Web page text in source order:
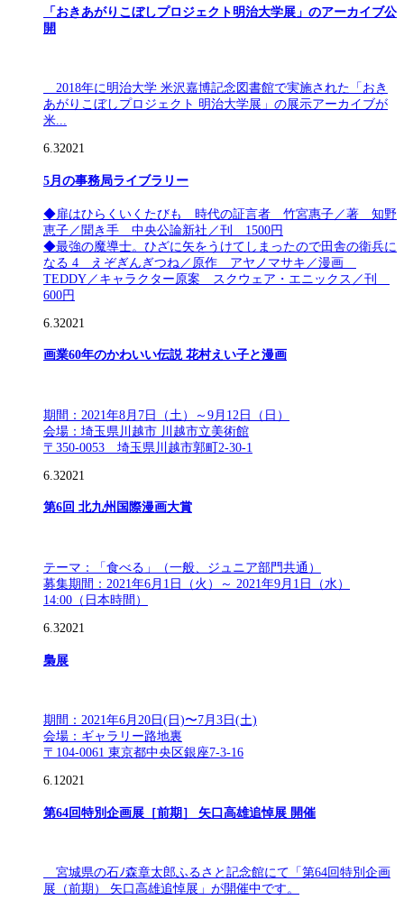
「おきあがりこぼしプロジェクト明治大学展」のアーカイブ公
開
2018年に明治大学 米沢嘉博記念図書館で実施された「おき
あがりこぼしプロジェクト 明治大学展」の展示アーカイブが
米...
6.32021
5月の事務局ライブラリー
◆扉はひらくいくたびも 時代の証言者 竹宮惠子／著 知野
恵子／聞き手 中央公論新社／刊 1500円
◆最強の魔導士。ひざに矢をうけてしまったので田舎の衛兵に
なる 4 えぞぎんぎつね／原作 アヤノマサキ／漫画
TEDDY／キャラクター原案 スクウェア・エニックス／刊
600円
6.32021
画業60年のかわいい伝説 花村えい子と漫画
期間：2021年8月7日（土）～9月12日（日）
会場：埼玉県川越市 川越市立美術館
〒350-0053 埼玉県川越市郭町2-30-1
6.32021
第6回 北九州国際漫画大賞
テーマ：「食べる」（一般、ジュニア部門共通）
募集期間：2021年6月1日（火）～ 2021年9月1日（水）
14:00（日本時間）
6.32021
梟展
期間：2021年6月20日(日)〜7月3日(土)
会場：ギャラリー路地裏
〒104-0061 東京都中央区銀座7-3-16
6.12021
第64回特別企画展［前期］ 矢口高雄追悼展 開催
宮城県の石ﾉ森章太郎ふるさと記念館にて「第64回特別企画
展（前期） 矢口高雄追悼展」が開催中です。